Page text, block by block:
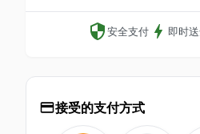
安全支付 即时
接受的支付方式